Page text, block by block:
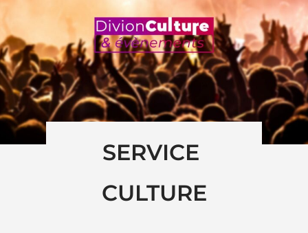
SERVICE
CULTURE